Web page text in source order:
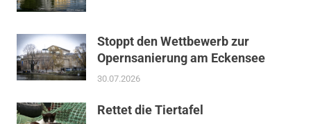
Stoppt den Wettbewerb zur
Opernsanierung am Eckensee
30.07.2026
Rettet die Tiertafel